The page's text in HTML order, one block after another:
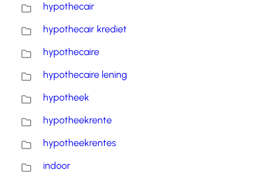
hypothecair
hypothecair krediet
hypothecaire
hypothecaire lening
hypotheek
hypotheekrente
hypotheekrentes
indoor